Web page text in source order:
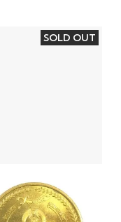
SOLD OUT